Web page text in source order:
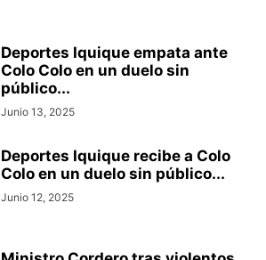
Deportes Iquique empata ante
Colo Colo en un duelo sin
público...
Junio 13, 2025
Deportes Iquique recibe a Colo
Colo en un duelo sin público...
Junio 12, 2025